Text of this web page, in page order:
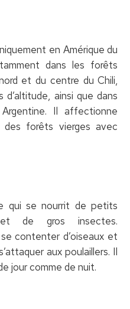
en Amérique du
dans les forêts
et du centre du Chili,
ainsi que dans
Il affectionne
des forêts vierges avec
qui se nourrit de petits
de gros insectes.
contenter d’oiseaux et
aux poulaillers. Il
jour comme de nuit.